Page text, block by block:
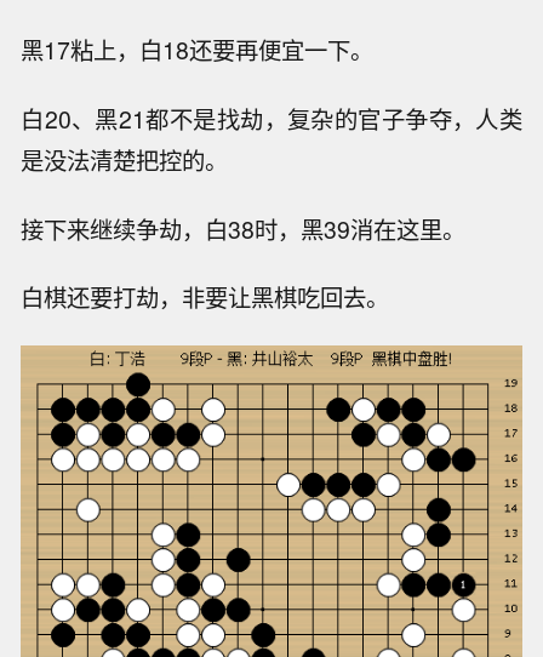
黑17粘上，白18还要再便宜一下。
白20、黑21都不是找劫，复杂的官子争夺，人类
是没法清楚把控的。
接下来继续争劫，白38时，黑39消在这里。
白棋还要打劫，非要让黑棋吃回去。